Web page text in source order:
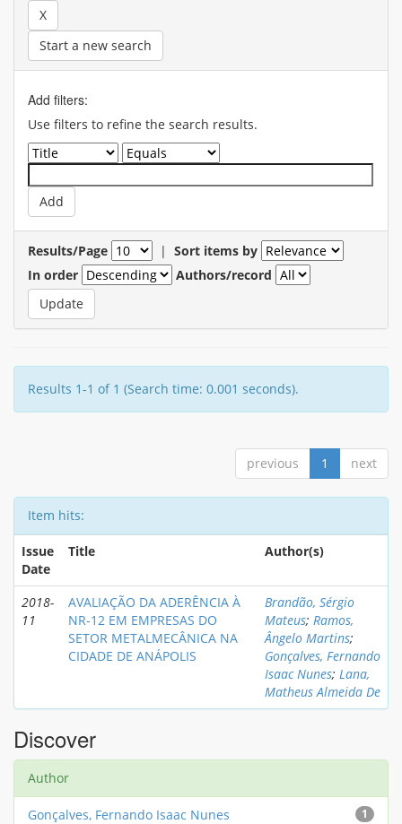
Start a new search
Add filters:
Use filters to refine the search results.
Results/Page | Sort items by
In order
Authors/record
Results 1-1 of 1 (Search time: 0.001 seconds).
previous 1 next
Item hits:
Issue
Date
Title Author(s)
2018-
11
AVALIAÇÃO DA ADERÊNCIA À
NR-12 EM EMPRESAS DO
SETOR METALMECÂNICA NA
CIDADE DE ANÁPOLIS
Brandão, Sérgio
Mateus; Ramos,
Ângelo Martins;
Gonçalves, Fernando
Isaac Nunes; Lana,
Matheus Almeida De
Discover
Author
1
Gonçalves, Fernando Isaac Nunes